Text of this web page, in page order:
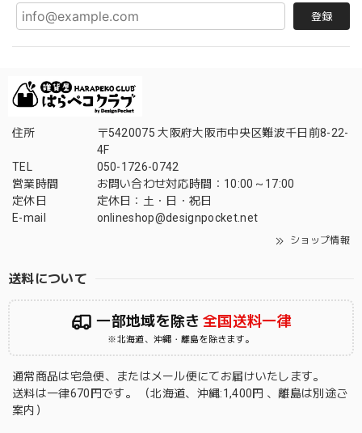
登録
住所
〒5420075 大阪府大阪市中央区難波千日前8-22-
4F
TEL
050-1726-0742
営業時間
お問い合わせ対応時間：10:00～17:00
定休日
定休日：土・日・祝日
E-mail
onlineshop@designpocket.net
ショップ情報
送料について
一部地域を除き 全国送料一律
※北海道、沖縄・離島を除きます。
通常商品は宅急便、またはメール便にてお届けいたします。
送料は一律670円です。 （北海道、沖縄:1,400円 、離島は別途ご
案内）